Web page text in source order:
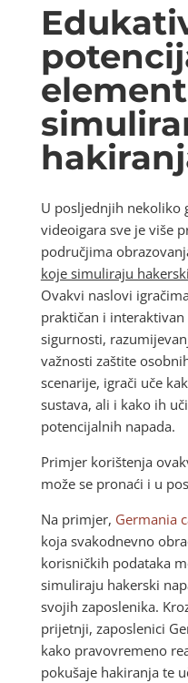
U posljednjih nekoliko
videoigara sve je više
područjima
koje simuliraju
Ovakvi naslovi
praktičan i
sigurnosti,
važnosti zaštite
scenarije, igrači uče
sustava, ali i kako ih
potencijalnih napada.
Primjer korištenja
može se pronaći i u
Na primjer, Germania
koja svakodnevno
korisničkih podataka
simuliraju hakerski
svojih zaposlenika.
prijetnji, zaposlenici
kako pravovremeno
pokušaje hakiranja te